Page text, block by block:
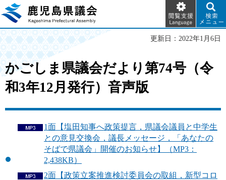
鹿児島県議会
閲覧支
援
Language
検索メ
ニュー
更新日：2022年1月6日
かごしま県議会だより第74号（令
和3年12月発行）音声版
1面【塩田知事へ政策提言，県議会議員と中学生
との意見交換会，議長メッセージ，「あなたの
そばで県議会」開催のお知らせ】（MP3：
2,438KB）
2面【政策立案推進検討委員会の取組，新型コロ